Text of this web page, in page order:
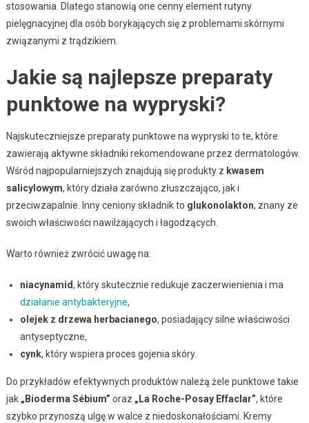
stosowania. Dlatego stanowią one cenny element rutyny
pielęgnacyjnej dla osób borykających się z problemami skórnymi
związanymi z trądzikiem.
Jakie są najlepsze preparaty
punktowe na wypryski?
Najskuteczniejsze preparaty punktowe na wypryski to te, które
zawierają aktywne składniki rekomendowane przez dermatologów.
Wśród najpopularniejszych znajdują się produkty z kwasem
salicylowym, który działa zarówno złuszczająco, jak i
przeciwzapalnie. Inny ceniony składnik to glukonolakton, znany ze
swoich właściwości nawilżających i łagodzących.
Warto również zwrócić uwagę na:
niacynamid, który skutecznie redukuje zaczerwienienia i ma
działanie antybakteryjne,
olejek z drzewa herbacianego, posiadający silne właściwości
antyseptyczne,
cynk, który wspiera proces gojenia skóry.
Do przykładów efektywnych produktów należą żele punktowe takie
jak „Bioderma Sébium” oraz „La Roche-Posay Effaclar”, które
szybko przynoszą ulgę w walce z niedoskonałościami. Kremy